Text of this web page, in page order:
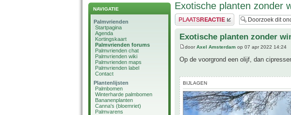
NAVIGATIE
Palmvrienden
Startpagina
Agenda
Kortingskaart
Palmvrienden forums
Palmvrienden chat
Palmvrienden wiki
Palmvrienden maps
Palmvrienden label
Contact
Plantenlijsten
Palmbomen
Winterharde palmbomen
Bananenplanten
Canna's (bloemriet)
Palmvarens
Exotische planten zonder
Plaats een reactie
Exotische planten zonder
doorAxel Amsterdam op 07 apr 2022 14:24
Op de voorgrond een olijf, dan
BIJLAGEN